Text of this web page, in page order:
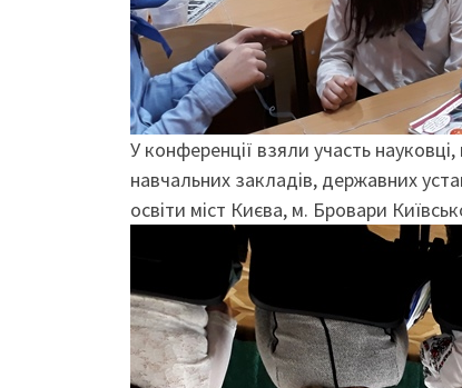
У конференції взяли участь
навчальних закладів, державних
освіти міст Києва, м. Бровари